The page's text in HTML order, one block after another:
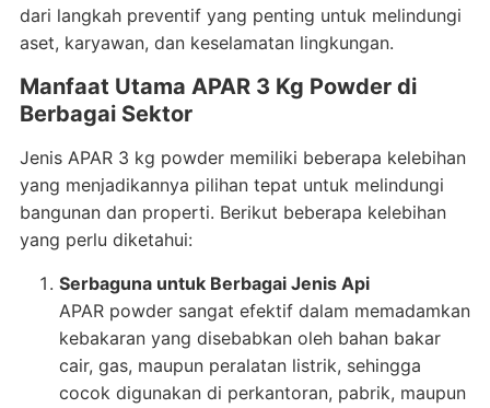
dari langkah preventif yang penting untuk melindungi
aset, karyawan, dan keselamatan lingkungan.
Manfaat Utama APAR 3 Kg Powder di
Berbagai Sektor
Jenis APAR 3 kg powder memiliki beberapa kelebihan
yang menjadikannya pilihan tepat untuk melindungi
bangunan dan properti. Berikut beberapa kelebihan
yang perlu diketahui:
Serbaguna untuk Berbagai Jenis Api
APAR powder sangat efektif dalam memadamkan
kebakaran yang disebabkan oleh bahan bakar
cair, gas, maupun peralatan listrik, sehingga
cocok digunakan di perkantoran, pabrik, maupun